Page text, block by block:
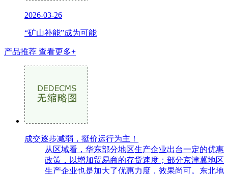
2026-03-26
“矿山补能”成为可能
产品推荐 查看更多+
成交逐步减弱，挺价运行为主！
从区域看，华东部分地区生产企业出台一定的优惠
政策，以增加贸易商的存货速度；部分京津冀地区
生产企业也是加大了优惠力度，效果尚可。东北地